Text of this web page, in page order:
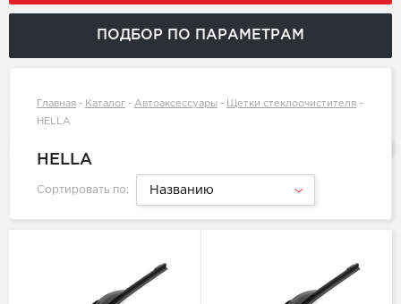
ПОДБОР ПО ПАРАМЕТРАМ
Главная - Каталог - Автоаксессуары - Щетки стеклоочистителя -
HELLA
HELLA
Сортировать по: Названию